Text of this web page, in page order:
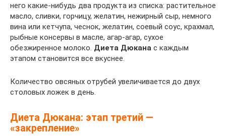
него какие-нибудь два продукта из списка: растительное
масло, сливки, горчицу, желатин, нежирный сыр, немного
вина или кетчупа, чеснок, желатин, соевый соус, крахмал,
рыбные консервы в масле, агар-агар, сухое
обезжиренное молоко. Диета Дюкана с каждым
этапом становится все вкуснее.
Количество овсяных отрубей увеличивается до двух
столовых ложек в день.
Диета Дюкана: этап третий —
«закрепление»